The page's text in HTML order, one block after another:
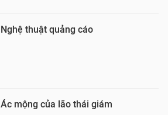
Nghệ thuật quảng cáo
Ác mộng của lão thái giám